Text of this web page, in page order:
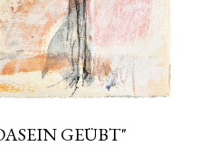
GEÜBT"